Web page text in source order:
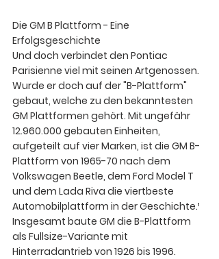
Die GM B Plattform - Eine
Erfolgsgeschichte
Und doch verbindet den Pontiac
Parisienne viel mit seinen Artgenossen.
Wurde er doch auf der "B-Plattform"
gebaut, welche zu den bekanntesten
GM Plattformen gehört. Mit ungefähr
12.960.000 gebauten Einheiten,
aufgeteilt auf vier Marken, ist die GM B-
Plattform von 1965-70 nach dem
Volkswagen Beetle, dem Ford Model T
und dem Lada Riva die viertbeste
Automobilplattform in der Geschichte.¹
Insgesamt baute GM die B-Plattform
als Fullsize-Variante mit
Hinterradantrieb von 1926 bis 1996.